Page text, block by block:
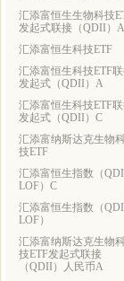
汇添富恒生生物科技
发起式联接（QDII）A
汇添富恒生科技ETF
汇添富恒生科技ETF
发起式（QDII）A
汇添富恒生科技ETF
发起式（QDII）C
汇添富纳斯达克生物
技ETF
汇添富恒生指数（
LOF）C
汇添富恒生指数（
LOF）
汇添富纳斯达克生物
技ETF发起式联接
（QDII）人民币A